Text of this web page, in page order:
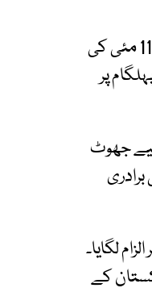
انہوں نے کہا کہ عالمی ثالثی تنظیم کے حوالے سے ملاقات پہلے ہی طے تھی۔ 10 یا 11 مئی کی
پر
جھوٹ
لگایا۔
کے